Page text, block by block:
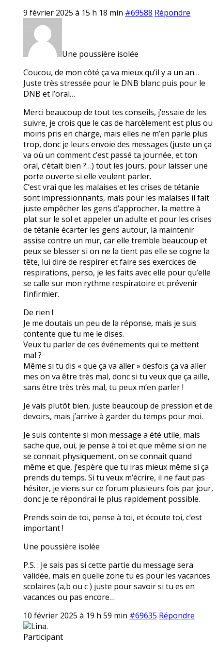
9 février 2025 à 15 h 18 min #69588 Répondre
Une poussière isolée
Coucou, de mon côté ça va mieux qu’il y a un an…
Juste très stressée pour le DNB blanc puis pour le
DNB et l’oral…
Merci beaucoup de tout tes conseils, j’essaie de les
suivre, je crois que le cas de harcèlement est plus ou
moins pris en charge, mais elles ne m’en parle plus
trop, donc je leurs envoie des messages (juste un ça
va où un comment c’est passé ta journée, et ton
oral, c’était bien ?…) tout les jours, pour laisser une
porte ouverte si elle veulent parler.
C’est vrai que les malaises et les crises de tétanie
sont impressionnants, mais pour les malaises il fait
juste empêcher les gens d’approcher, la mettre à
plat sur le sol et appeler un adulte et pour les crises
de tétanie écarter les gens autour, la maintenir
assise contre un mur, car elle tremble beaucoup et
peux se blesser si on ne la tient pas elle se cogne la
tête, lui dire de respirer et faire ses exercices de
respirations, perso, je les faits avec elle pour qu’elle
se calle sur mon rythme respiratoire et prévenir
l’infirmier.
De rien !
Je me doutais un peu de la réponse, mais je suis
contente que tu me le dises.
Veux tu parler de ces événements qui te mettent
mal ?
Même si tu dis « que ça va aller » desfois ça va aller
mes on va être très mal, donc si tu veux que ça aille,
sans être très très mal, tu peux m’en parler !
Je vais plutôt bien, juste beaucoup de pression et de
devoirs, mais j’arrive à garder du temps pour moi.
Je suis contente si mon message a été utile, mais
sache que, oui, je pense à toi et que même si on ne
se connait physiquement, on se connait quand
même et que, j’espère que tu iras mieux même si ça
prends du temps. Si tu veux m’écrire, il ne faut pas
hésiter, je viens sur ce forum plusieurs fois par jour,
donc je te répondrai le plus rapidement possible.
Prends soin de toi, pense à toi, et écoute toi, c’est
important !
Une poussière isolée
P.S. : Je sais pas si cette partie du message sera
validée, mais en quelle zone tu es pour les vacances
scolaires (a,b ou c ) juste pour savoir si tu es en
vacances ou pas encore…
10 février 2025 à 19 h 59 min #69635 Répondre
Lina.
Participant